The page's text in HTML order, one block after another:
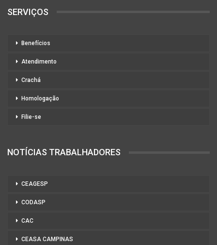
SERVIÇOS
Benefícios
Atendimento
Crachá
Homologação
Filie-se
NOTÍCIAS TRABALHADORES
CEAGESP
CODASP
CAC
CEASA CAMPINAS